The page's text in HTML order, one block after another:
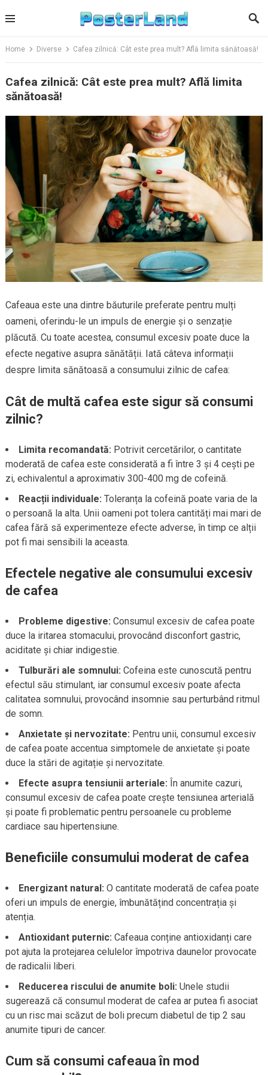
to
Home Diverse Cafea zilnică: Cât este prea mult? Află limita sănătoasă!
Cafea zilnică: Cât este prea mult? Află limita
sănătoasă!
Cafeaua este una dintre băuturile preferate pentru mulți
oameni, oferindu-le un impuls de energie și o senzație
plăcută. Cu toate acestea, consumul excesiv poate duce la
efecte negative asupra sănătății. Iată câteva informații
despre limita sănătoasă a consumului zilnic de cafea:
Cât de multă cafea este sigur să consumi
zilnic?
Limita recomandată: Potrivit cercetărilor, o cantitate
moderată de cafea este considerată a fi între 3 și 4 cești pe
zi, echivalentul a aproximativ 300-400 mg de cofeină.
Reacții individuale: Toleranța la cofeină poate varia de la
o persoană la alta. Unii oameni pot tolera cantități mai mari de
cafea fără să experimenteze efecte adverse, în timp ce alții
pot fi mai sensibili la aceasta.
Efectele negative ale consumului excesiv
de cafea
Probleme digestive: Consumul excesiv de cafea poate
duce la iritarea stomacului, provocând disconfort gastric,
aciditate și chiar indigestie.
Tulburări ale somnului: Cofeina este cunoscută pentru
efectul său stimulant, iar consumul excesiv poate afecta
calitatea somnului, provocând insomnie sau perturbând ritmul
de somn.
Anxietate și nervozitate: Pentru unii, consumul excesiv
de cafea poate accentua simptomele de anxietate și poate
duce la stări de agitație și nervozitate.
Efecte asupra tensiunii arteriale: În anumite cazuri,
consumul excesiv de cafea poate crește tensiunea arterială
și poate fi problematic pentru persoanele cu probleme
cardiace sau hipertensiune.
Beneficiile consumului moderat de cafea
Energizant natural: O cantitate moderată de cafea poate
oferi un impuls de energie, îmbunătățind concentrația și
atenția.
Antioxidant puternic: Cafeaua conține antioxidanți care
pot ajuta la protejarea celulelor împotriva daunelor provocate
de radicalii liberi.
Reducerea riscului de anumite boli: Unele studii
sugerează că consumul moderat de cafea ar putea fi asociat
cu un risc mai scăzut de boli precum diabetul de tip 2 sau
anumite tipuri de cancer.
Cum să consumi cafeaua în mod